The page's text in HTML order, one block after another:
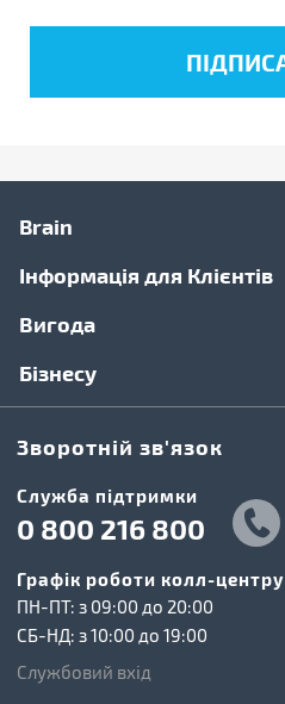
Brain
Інформація для Клієнтів
Вигода
Бізнесу
Зворотній зв'язок
Cлужба підтримки
0 800 216 800
Графік роботи колл-центру
ПН-ПТ: з 09:00 до 20:00
СБ-НД: з 10:00 до 19:00
Службовий вхід